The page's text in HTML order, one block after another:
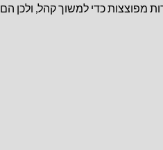
מפוצצות כדי למשוך קהל, ולכן הם